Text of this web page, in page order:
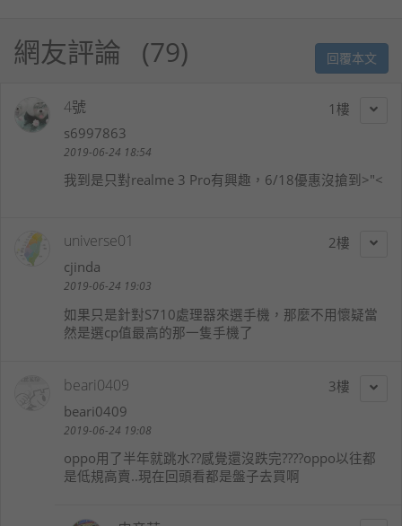
網友評論 79 回覆本文
1
4號
s6997863
2019-06-24 18:54
我到是只對realme 3 Pro有興趣，6/18優惠沒搶到>"<
2
universe01
cjinda
2019-06-24 19:03
如果只是針對S710處理器來選手機，那麼不用懷疑當
然是選cp值最高的那一隻手機了
3
beari0409
beari0409
2019-06-24 19:08
oppo用了半年就跳水??感覺還沒跌完????oppo以往都
是低規高賣..現在回頭看都是盤子去買啊